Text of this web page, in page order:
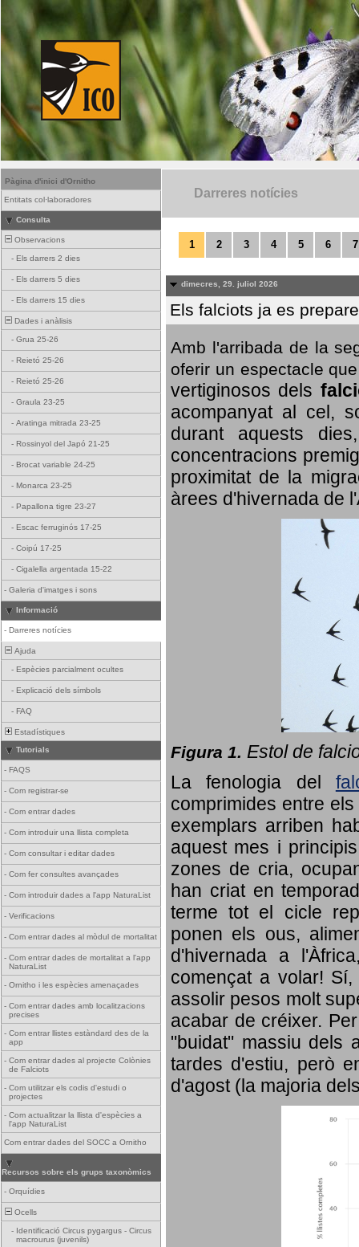
Pàgina d'inici d'Ornitho
Entitats col·laboradores
Consulta
Observacions
- Els darrers 2 dies
- Els darrers 5 dies
- Els darrers 15 dies
Dades i anàlisis
- Grua 25-26
- Reietó 25-26
- Reietó 25-26
- Graula 23-25
- Aratinga mitrada 23-25
- Rossinyol del Japó 21-25
- Brocat variable 24-25
- Monarca 23-25
- Papallona tigre 23-27
- Escac ferruginós 17-25
- Coipú 17-25
- Cigalella argentada 15-22
- Galeria d'imatges i sons
Informació
- Darreres notícies
Ajuda
- Espècies parcialment ocultes
- Explicació dels símbols
- FAQ
Estadístiques
Tutorials
- FAQS
- Com registrar-se
- Com entrar dades
- Com introduir una llista completa
- Com consultar i editar dades
- Com fer consultes avançades
- Com introduir dades a l'app NaturaList
- Verificacions
- Com entrar dades al mòdul de mortalitat
- Com entrar dades de mortalitat a l'app
NaturaList
- Ornitho i les espècies amenaçades
- Com entrar dades amb localitzacions
precises
- Com entrar llistes estàndard des de la
app
- Com entrar dades al projecte Colònies
de Falciots
- Com utilitzar els codis d'estudi o
projectes
- Com actualitzar la llista d'espècies a
l'app NaturaList
Com entrar dades del SOCC a Ornitho
Recursos sobre els grups taxonòmics
- Orquídies
Ocells
- Identificació Circus pygargus - Circus
macrourus (juvenils)
Darreres notícies
1 2 3 4 5 6 7
dimecres, 29. juliol 2026
Els falciots ja es
Amb l'arribada de la
oferir un espectacle
vertiginosos dels
acompanyat al cel,
durant aquests
concentracions
proximitat de la
àrees d'hivernada de
Figura 1. Estol de
La fenologia del
comprimides entre
exemplars arriben
aquest mes i
zones de cria,
han criat en
terme tot el cicle
ponen els ous,
d'hivernada a
començat a volar!
assolir pesos molt
acabar de créixer.
"buidat" massiu dels
tardes d'estiu, però
d'agost (la majoria